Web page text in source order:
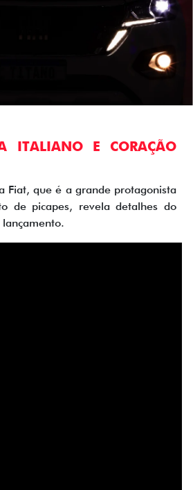
E CORAÇÃO
Fiat, que é a grande protagonista
de picapes, revela detalhes do